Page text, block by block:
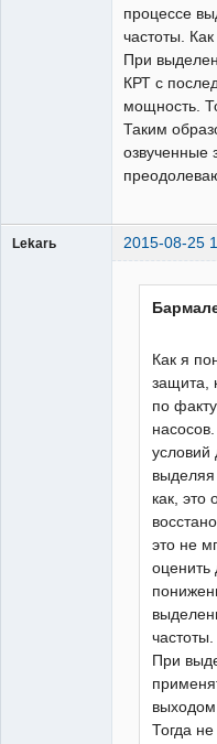
процессе
частоты. Как
При
КРТ с
мощность.
Таким
озвученные
Lekarь 2015-08-25
Как я
защита,
по
как, это
это не
оценить
частоты.
При
Тогда не